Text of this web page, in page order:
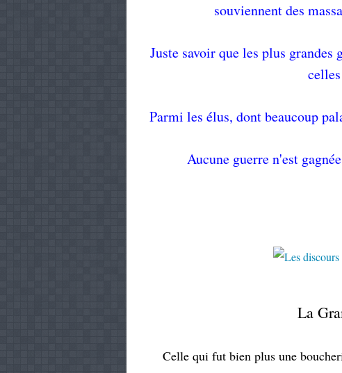
souviennent des
Juste savoir que les plus grandes
Parmi les élus, dont beaucoup
Aucune guerre n'est
La
Celle qui fut bien plus une